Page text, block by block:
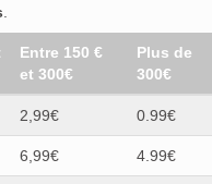
.
Entre 150 €
et 300€
Plus de
300€
2,99€ 0.99€
6,99€ 4.99€